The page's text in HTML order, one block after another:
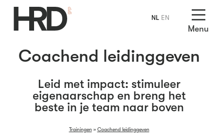
Menu
Coachend leidinggeven
Leid met impact: stimuleer
eigenaarschap en breng het
beste in je team naar boven
Trainingen» Coachend leidinggeven
NL EN